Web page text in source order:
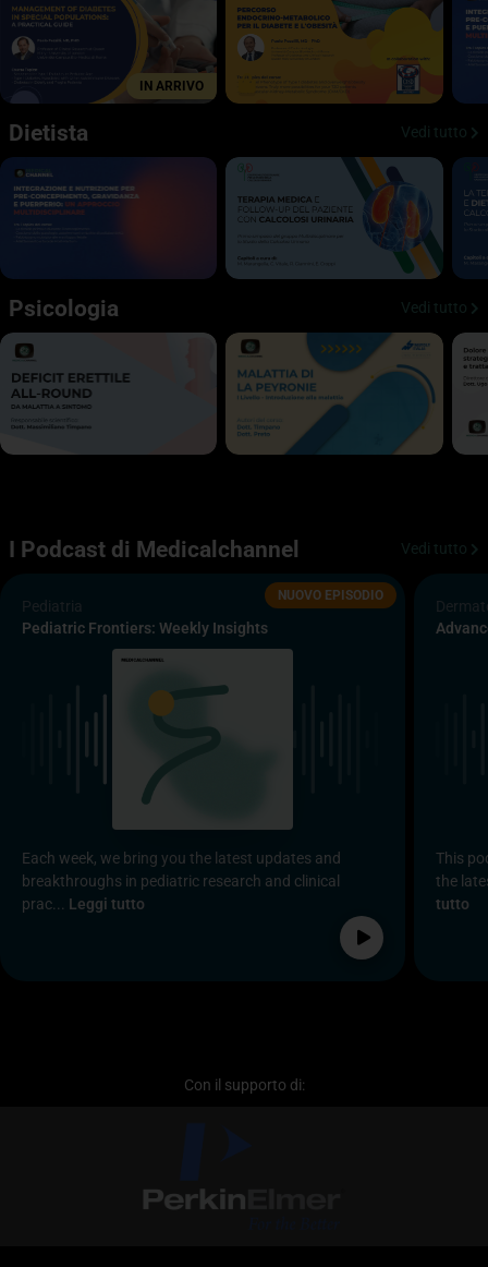
IN ARRIVO
Dietista Vedi tutto
Psicologia Vedi tutto
I Podcast di Medicalchannel Vedi tutto
Pediatria
Pediatric Frontiers: Weekly Insights
NUOVO EPISODIO
Each week, we bring you the latest updates and
breakthroughs in pediatric research and clinical
prac... Leggi tutto
This
the
tutto
Con il supporto di: